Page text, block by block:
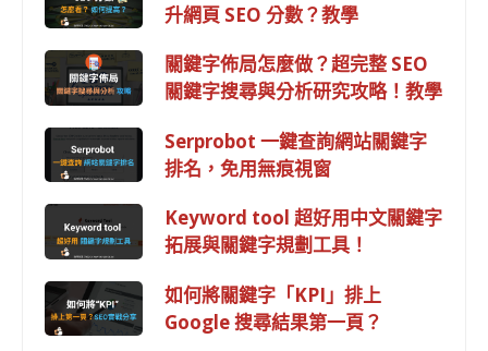
升網頁 SEO 分數？教學
關鍵字佈局怎麼做？超完整 SEO
關鍵字搜尋與分析研究攻略！教學
Serprobot 一鍵查詢網站關鍵字
排名，免用無痕視窗
Keyword tool 超好用中文關鍵字
拓展與關鍵字規劃工具！
如何將關鍵字「KPI」排上
Google 搜尋結果第一頁？